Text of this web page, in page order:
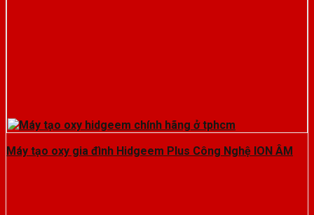
Máy tạo oxy gia đình Hidgeem Plus Công Nghệ ION ÂM